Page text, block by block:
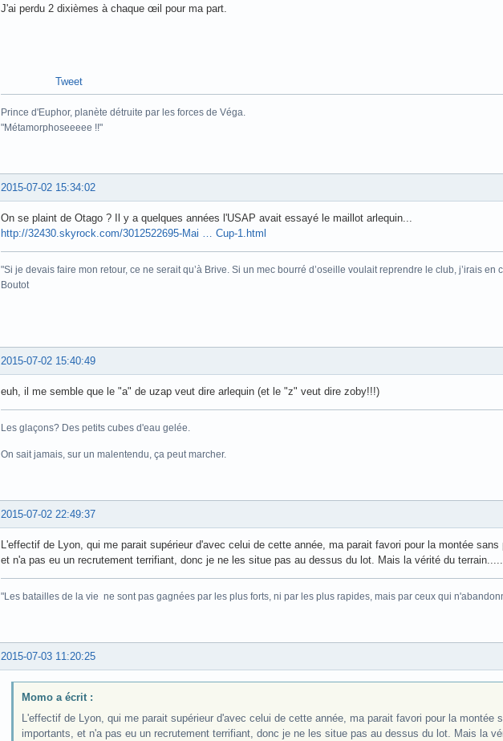
J'ai perdu 2 dixièmes à chaque œil pour ma part.
Tweet
Prince d'Euphor, planète détruite par les forces de Véga.
"Métamorphoseeeee !!"
2015-07-02 15:34:02
On se plaint de Otago ? Il y a quelques années l'USAP avait essayé le maillot arlequin...
http://32430.skyrock.com/3012522695-Mai … Cup-1.html
"Si je devais faire mon retour, ce ne serait qu’à Brive. Si un mec bourré d’oseille voulait reprendre le club, j’irais
Boutot
2015-07-02 15:40:49
euh, il me semble que le "a" de uzap veut dire arlequin (et le "z" veut dire zoby!!!)
Les glaçons? Des petits cubes d'eau gelée.
On sait jamais, sur un malentendu, ça peut marcher.
2015-07-02 22:49:37
L'effectif de Lyon, qui me parait supérieur d'avec celui de cette année, ma parait favori pour la montée
et n'a pas eu un recrutement terrifiant, donc je ne les situe pas au dessus du lot. Mais la vérité du terrain.....
"Les batailles de la vie ne sont pas gagnées par les plus forts, ni par les plus rapides, mais par ceux qui
2015-07-03 11:20:25
Momo a écrit :
L'effectif de Lyon, qui me parait supérieur d'avec celui de cette année, ma parait favori pour la montée
importants, et n'a pas eu un recrutement terrifiant, donc je ne les situe pas au dessus du lot. Mais la